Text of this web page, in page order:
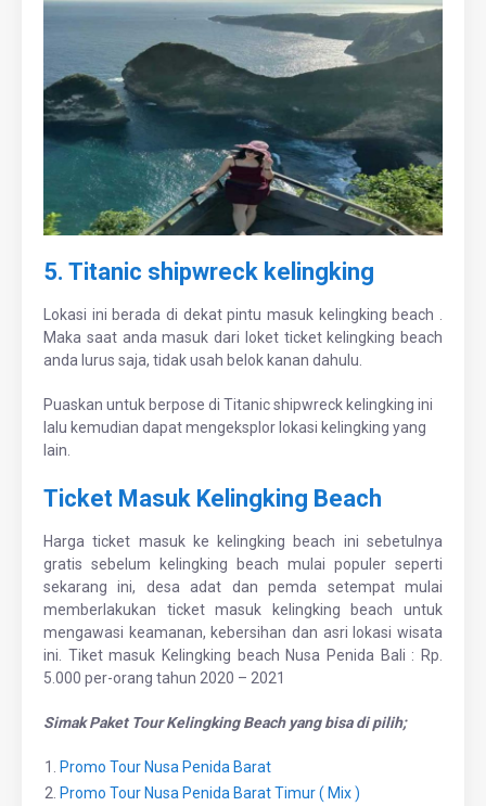
5. Titanic shipwreck kelingking
Lokasi ini berada di dekat pintu masuk kelingking beach .
Maka saat anda masuk dari loket ticket kelingking beach
anda lurus saja, tidak usah belok kanan dahulu.
Puaskan untuk berpose di Titanic shipwreck kelingking ini
lalu kemudian dapat mengeksplor lokasi kelingking yang
lain.
Ticket Masuk Kelingking Beach
Harga ticket masuk ke kelingking beach ini sebetulnya
gratis sebelum kelingking beach mulai populer seperti
sekarang ini, desa adat dan pemda setempat mulai
memberlakukan ticket masuk kelingking beach untuk
mengawasi keamanan, kebersihan dan asri lokasi wisata
ini. Tiket masuk Kelingking beach Nusa Penida Bali : Rp.
5.000 per-orang tahun 2020 – 2021
Simak Paket Tour Kelingking Beach yang bisa di pilih;
Promo Tour Nusa Penida Barat
Promo Tour Nusa Penida Barat Timur ( Mix )